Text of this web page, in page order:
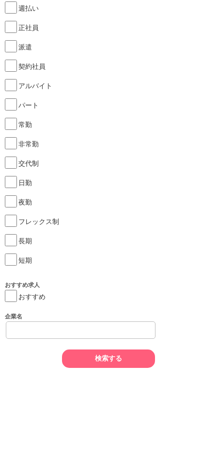
週払い
正社員
派遣
契約社員
アルバイト
パート
常勤
非常勤
交代制
日勤
夜勤
フレックス制
長期
短期
おすすめ求人
おすすめ
企業名